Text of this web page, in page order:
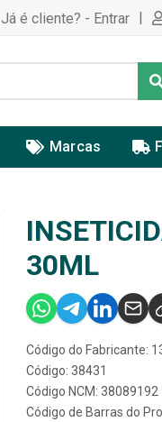
Já é cliente? - Entrar |
Marcas
30ML
Código do Fabricante:
Código: 38431
Código NCM: 38089192
Código de Barras do